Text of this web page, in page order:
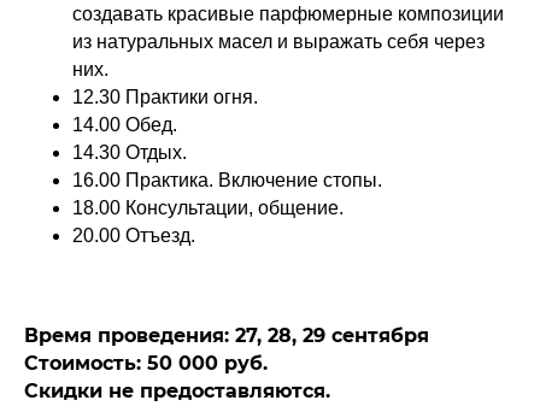
создавать красивые парфюмерные композиции
из натуральных масел и выражать себя через
них.
12.30 Практики огня.
14.00 Обед.
14.30 Отдых.
16.00 Практика. Включение стопы.
18.00 Консультации, общение.
20.00 Отъезд.
Время проведения: 27, 28, 29 сентября
Стоимость: 50 000 руб.
Скидки не предоставляются.